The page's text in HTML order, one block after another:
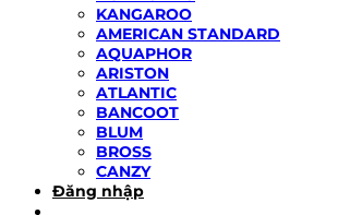
KANGAROO
AMERICAN STANDARD
AQUAPHOR
ARISTON
ATLANTIC
BANCOOT
BLUM
BROSS
CANZY
Đăng nhập